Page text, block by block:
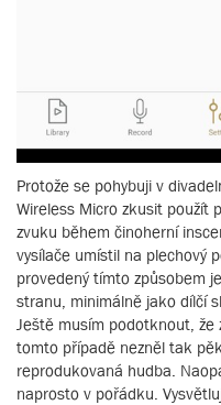
Protože se pohybuji v
Wireless Micro zkusit použít
zvuku během činoherní
vysílače umístil na plechový
provedený tímto způsobem
stranu, minimálně jako dílčí
Ještě musím podotknout,
tomto případě nezněl tak
reprodukovaná hudba.
naprosto v pořádku.